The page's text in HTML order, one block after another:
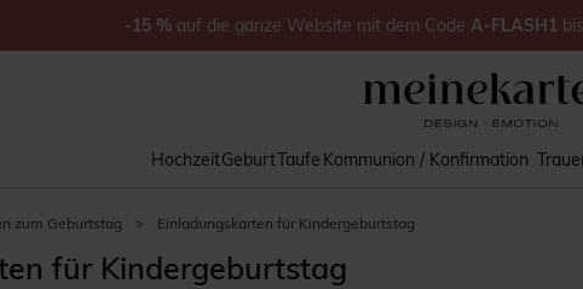
HochzeitGeburtTaufe Kommunion / Konfirmation
zum Geburtstag > Einladungskarten für Kindergeburtstag
für Kindergeburtstag
-15 % auf die ganze Website mit dem Code A-FLASH1 bis